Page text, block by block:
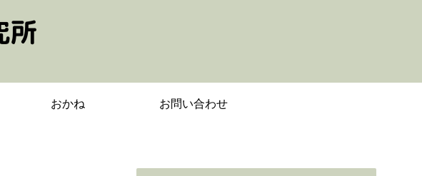
おかね お問い合わせ